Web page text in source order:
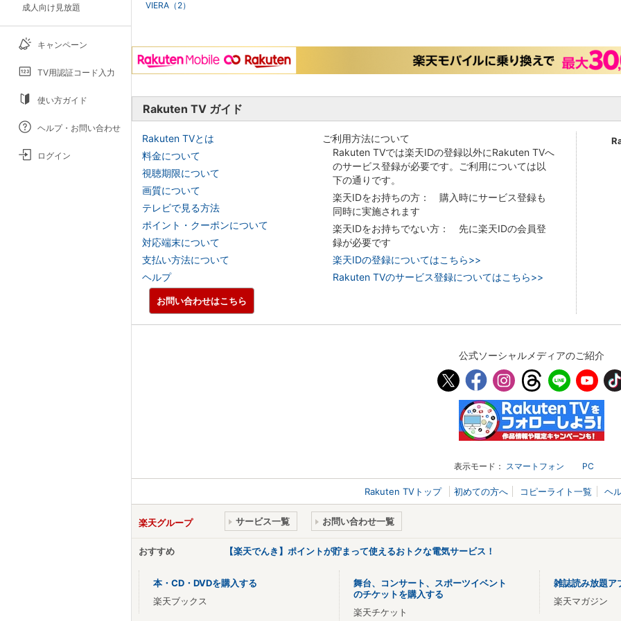
成人向け見放題
キャンペーン
TV用認証コード入力
使い方ガイド
ヘルプ・お問い合わせ
ログイン
VIERA（2）
Rakuten TV ガイド
Rakuten TVとは
料金について
視聴期限について
画質について
テレビで見る方法
ポイント・クーポンについて
対応端末について
支払い方法について
ヘルプ
ご利用方法について
Rakuten TVでは楽天IDの登録以外にRakuten TVへ
のサービス登録が必要です。ご利用については以
下の通りです。
楽天IDをお持ちの方： 購入時にサービス登録も
同時に実施されます
楽天IDをお持ちでない方： 先に楽天IDの会員登
録が必要です
楽天IDの登録についてはこちら>>
Rakuten TVのサービス登録についてはこちら>>
お問い合わせはこちら
公式ソーシャルメディアのご紹介
表示モード： スマートフォン PC
Rakuten TVトップ 初めての方へ コピーライト一覧 ヘ
楽天グループ サービス一覧 お問い合わせ一覧
おすすめ 【楽天でんき】ポイントが貯まって使えるおトクな電気サービス！
本・CD・DVDを購入する
楽天ブックス
舞台、コンサート、スポーツイベント
のチケットを購入する
楽天チケット
雑誌読み放題ア
楽天マガジン